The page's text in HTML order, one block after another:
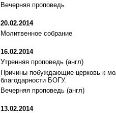
Вечерняя проповедь
20.02.2014
Молитвенное собрание
16.02.2014
Утренняя проповедь (англ)
Причины побуждающие церковь к
благодарности БОГУ.
Вечерняя проповедь (англ)
13.02.2014